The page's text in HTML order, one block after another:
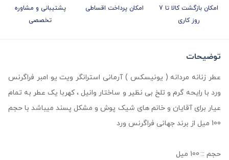
امکان بازگشت کالا تا 7
روز کاری
امکان پرداخت اقساطی
پشتیبانی و مشاوره
تخصصی
توضیحات
عطر زنانه مردانه ( یونیسکس ) آرمانی استرانگر ویت یو امبر فراگرنس
ورد با رایحه گرم و تلخ بی نظیر و ساختار وانیل ، کهربا یک عطر به تمام
عیار برای آقایان و خانم های شیک پوش و مشکل پسند میباشد با حجم
100 میل از برند جهانی فراگرنس ورد
حجم :: 100 میل